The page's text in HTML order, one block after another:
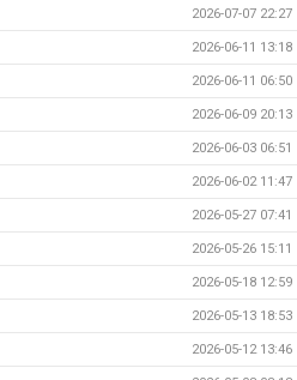
2026-07-07 22:27
2026-06-11 13:18
2026-06-11 06:50
2026-06-09 20:13
2026-06-03 06:51
2026-06-02 11:47
2026-05-27 07:41
2026-05-26 15:11
2026-05-18 12:59
2026-05-13 18:53
2026-05-12 13:46